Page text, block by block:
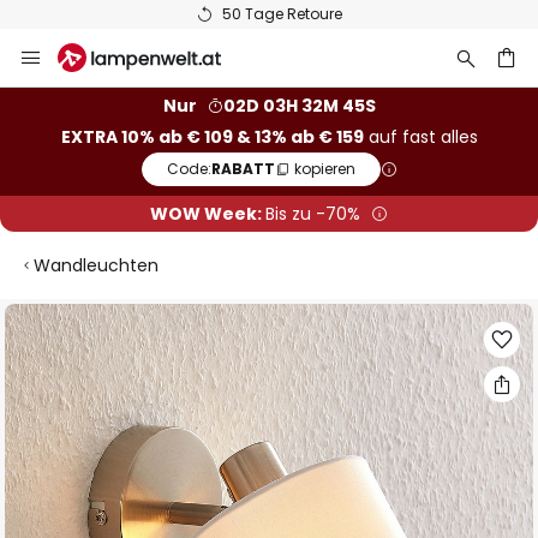
50 Tage Retoure
Inhalt
Nur
02D 03H 32M 45S
EXTRA 10% ab € 109 & 13% ab € 159auf fast alles
Code:RABATT kopieren
WOW Week:Bis zu -70%
Wandleuchten
Zum
Ende
der
Bildgalerie
springen